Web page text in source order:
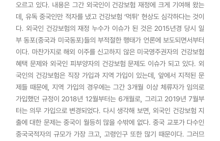
오르고 있다. 내용은 그간 외국인이 건강보험 재정에 크게 기여해 왔는
데, 유독 중국인만 적자를 냈고 건강보험 ‘먹튀’ 현상도 심각하다는 것이
다. 외국인 건강보험의 재정 누수가 이슈가 된 것은 2015년경 당시 일
부 동포(중국과 미국동포)들의 부적절한 행태가 언론에 보도되면서부터
이다. 마찬가지로 해외 이주를 신고하지 않은 미국영주권자의 건강보험
혜택 문제와 외국인 피부양자의 건강보험 문제도 이슈가 되고 있다. 외
국인의 건강보험은 직장 가입과 지역 가입이 있는데, 앞에서 지적된 문
제들 때문에, 지역 가입의 경우에는 그간 3개월 이상 체류자가 임의로
가입했던 규정이 2018년 12월부터는 6개월로, 그리고 2019년 7월부
터는 의무 가입으로 변경되었다. 다시 생각해 보면, 외국인 건강보험 지
출에 대한 문제는 중국이 월등히 많을 수밖에 없다. 중국 교포가 다수인
중국국적자의 규모가 가장 크고, 고령인구 또한 많기 때문이다. 그러므